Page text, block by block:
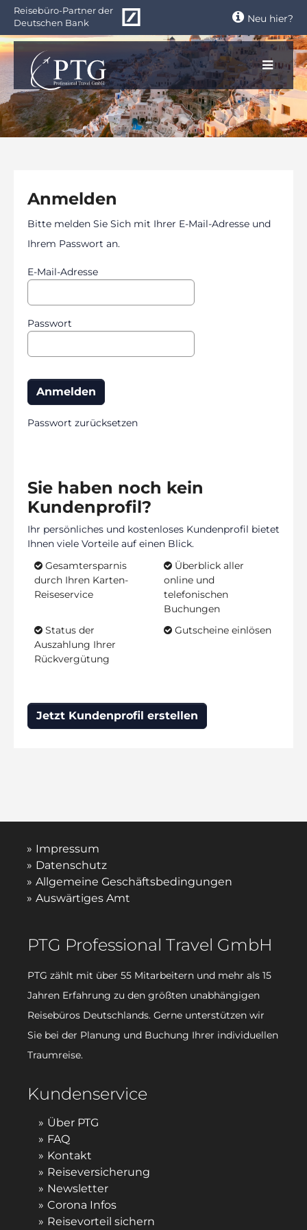
Zum
Hauptinhalt
springen
Reisebüro-Partner der
Deutschen Bank
Neu hier?
Anmelden
Bitte melden Sie Sich mit Ihrer E-Mail-Adresse und
Ihrem Passwort an.
E-Mail-Adresse
Passwort
Passwort zurücksetzen
Sie haben noch kein
Kundenprofil?
Ihr persönliches und kostenloses Kundenprofil bietet
Ihnen viele Vorteile auf einen Blick.
Gesamtersparnis
durch Ihren Karten-
Reiseservice
Überblick aller
online und
telefonischen
Buchungen
Status der
Auszahlung Ihrer
Rückvergütung
Gutscheine einlösen
Jetzt Kundenprofil erstellen
Impressum
Datenschutz
Allgemeine Geschäftsbedingungen
Auswärtiges Amt
PTG Professional Travel GmbH
PTG zählt mit über 55 Mitarbeitern und mehr als 15
Jahren Erfahrung zu den größten unabhängigen
Reisebüros Deutschlands. Gerne unterstützen wir
Sie bei der Planung und Buchung Ihrer individuellen
Traumreise.
Kundenservice
Über PTG
FAQ
Kontakt
Reiseversicherung
Newsletter
Corona Infos
Reisevorteil sichern